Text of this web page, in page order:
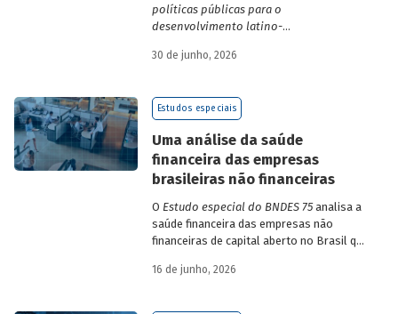
políticas públicas para o
desenvolvimento latino-
da Escola de Governo e Desenvolvimento
30 de junho, 2026
Estudos especiais
Uma análise da saúde
financeira das empresas
brasileiras não financeiras
O Estudo especial do BNDES 75analisa a
saúde financeira das empresas não
financeiras de capital aberto no Brasil que
valores. Para isso, parte de uma amostra
16 de junho, 2026